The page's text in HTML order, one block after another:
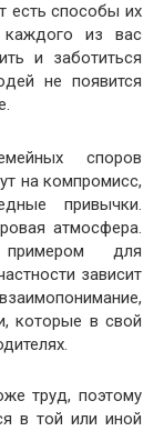
есть способы их
из вас
и заботиться
не появится
споров
на компромисс,
привычки.
атмосфера.
для
зависит
которые в свой
труд, поэтому
в той или иной